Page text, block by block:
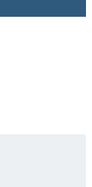
Feed abonnieren